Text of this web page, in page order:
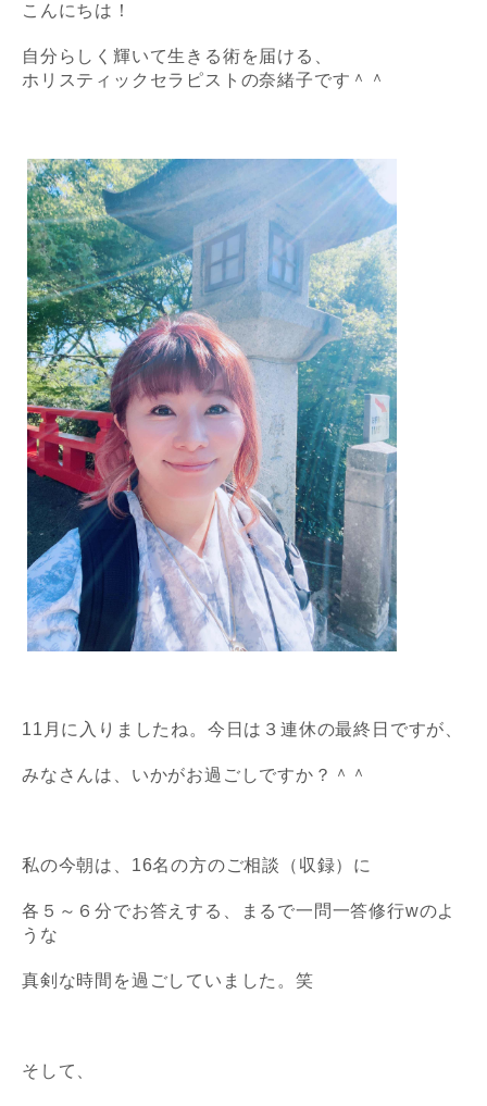
こんにちは！
自分らしく輝いて生きる術を届ける、
ホリスティックセラピストの奈緒子です＾＾
11月に入りましたね。今日は３連休の最終日ですが、
みなさんは、いかがお過ごしですか？＾＾
私の今朝は、16名の方のご相談（収録）に
各５～６分でお答えする、
まるで一問一答修行wのよ
うな
真剣な時間を過ごしていました。笑
そして、